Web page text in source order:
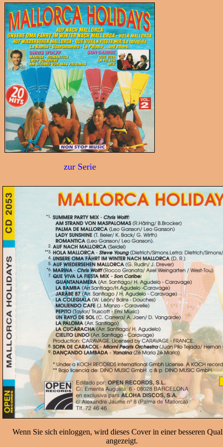
zur Serie
Wenn Sie sich einloggen, wird dieses Cover in einer besseren
angezeigt.